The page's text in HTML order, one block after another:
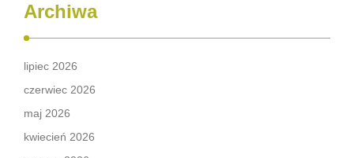
Archiwa
lipiec 2026
czerwiec 2026
maj 2026
kwiecień 2026